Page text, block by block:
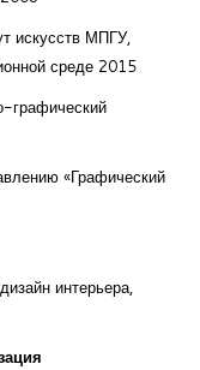
искусств МПГУ,
среде 2015
графический
«Графический
интерьера,